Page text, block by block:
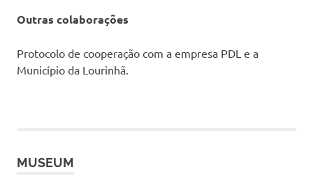
Outras colaborações
Protocolo de cooperação com a empresa PDL e a
Município da Lourinhã.
MUSEUM